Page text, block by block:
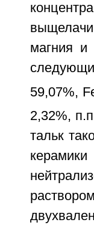
магния и
59,07%,
2,32%,
тальк